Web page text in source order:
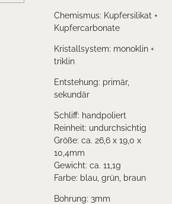
Chemismus: Kupfersilikat +
Kupfercarbonate
Kristallsystem: monoklin +
triklin
Entstehung: primär,
sekundär
Schliff: handpoliert
Reinheit: undurchsichtig
Größe: ca. 26,6 x 19,0 x
10,4mm
Gewicht: ca. 11,1g
Farbe: blau, grün, braun
Bohrung: 3mm